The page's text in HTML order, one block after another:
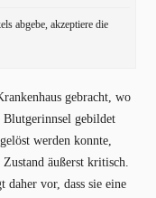
abgebe, akzeptiere die
gebracht, wo
Blutgerinnsel gebildet
werden konnte,
äußerst kritisch.
daher vor, dass sie eine